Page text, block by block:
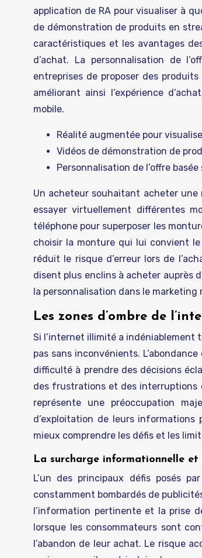
application de RA pour visualiser à
de démonstration de produits en
caractéristiques et les avantages
d’achat. La personnalisation de
entreprises de proposer des
améliorant ainsi l’expérience
mobile.
Réalité augmentée pour
Vidéos de démonstration de
Personnalisation de l’offre
Un acheteur souhaitant acheter
essayer virtuellement différentes
téléphone pour superposer les
choisir la monture qui lui convient
réduit le risque d’erreur lors de
disent plus enclins à acheter auprès
la personnalisation dans le marketing
Les zones d’ombre de
Si l’internet illimité a indéniablement
pas sans inconvénients.
difficulté à prendre des décisions
des frustrations et des interruptions
représente une préoccupation
d’exploitation de leurs informations
mieux comprendre les défis et les
La surcharge informationnelle
L’un des principaux défis posés
constamment bombardés de
l’information pertinente et la prise
lorsque les consommateurs sont
l’abandon de leur achat. Le risque